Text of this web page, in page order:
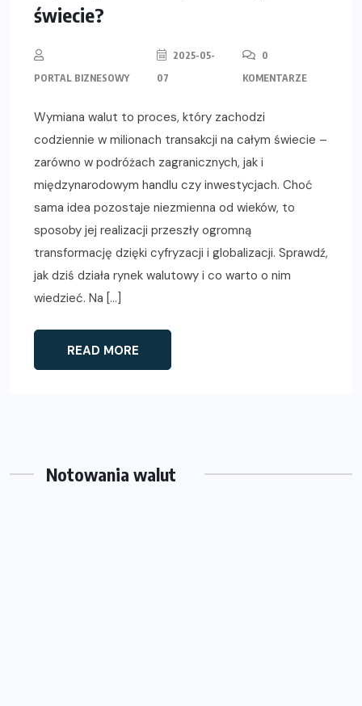
świecie?
PORTAL BIZNESOWY
2025-05-
07
0
KOMENTARZE
Wymiana walut to proces, który zachodzi
codziennie w milionach transakcji na całym świecie –
zarówno w podróżach zagranicznych, jak i
międzynarodowym handlu czy inwestycjach. Choć
sama idea pozostaje niezmienna od wieków, to
sposoby jej realizacji przeszły ogromną
transformację dzięki cyfryzacji i globalizacji. Sprawdź,
jak dziś działa rynek walutowy i co warto o nim
wiedzieć. Na […]
READ MORE
Notowania walut